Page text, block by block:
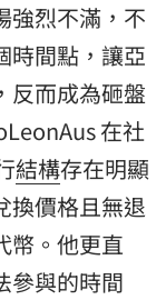
強烈不滿，不
時間點，讓亞
反而成為砸盤
在社
結構存在明顯
換價格且無退
幣。他更直
參與的時間